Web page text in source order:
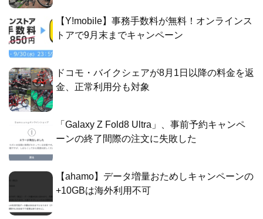
【Y!mobile】事務手数料が無料！オンラインス
トアで9月末までキャンペーン
ドコモ・バイクシェアが8月1日以降の料金を返
金、正常利用分も対象
「Galaxy Z Fold8 Ultra」、事前予約キャンペ
ーンの終了間際の注文に失敗した
【ahamo】データ増量おためしキャンペーンの
+10GBは海外利用不可